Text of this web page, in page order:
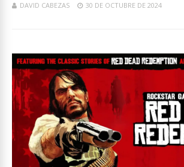
DAVID CABEZAS 30 DE OCTUBRE DE 2024